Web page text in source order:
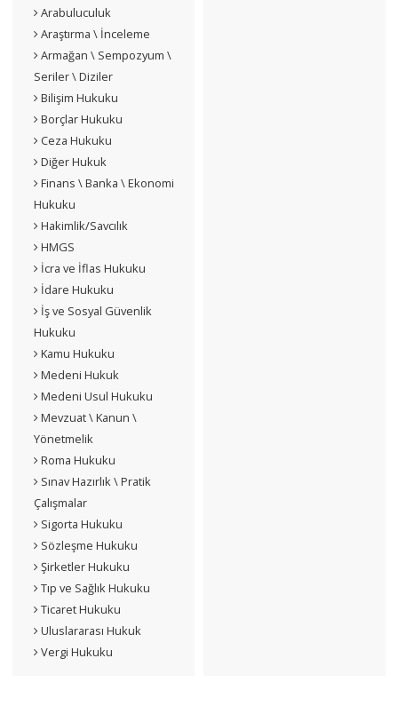
Arabuluculuk
Araştırma \ İnceleme
Armağan \ Sempozyum \
Seriler \ Diziler
Bilişim Hukuku
Borçlar Hukuku
Ceza Hukuku
Diğer Hukuk
Finans \ Banka \ Ekonomi
Hukuku
Hakimlik/Savcılık
HMGS
İcra ve İflas Hukuku
İdare Hukuku
İş ve Sosyal Güvenlik
Hukuku
Kamu Hukuku
Medeni Hukuk
Medeni Usul Hukuku
Mevzuat \ Kanun \
Yönetmelik
Roma Hukuku
Sınav Hazırlık \ Pratik
Çalışmalar
Sigorta Hukuku
Sözleşme Hukuku
Şirketler Hukuku
Tıp ve Sağlık Hukuku
Ticaret Hukuku
Uluslararası Hukuk
Vergi Hukuku